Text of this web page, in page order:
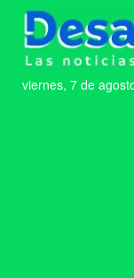
viernes, 7 de